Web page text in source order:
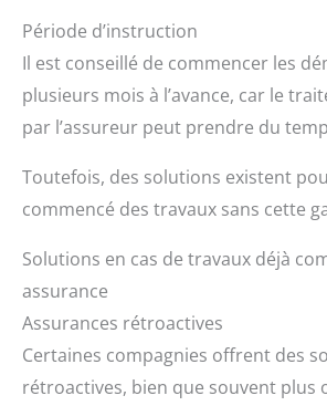
Période d’instruction
Il est conseillé de commencer les
plusieurs mois à l’avance, car le
par l’assureur peut prendre du
Toutefois, des solutions existent
commencé des travaux sans cette
Solutions en cas de travaux déjà
assurance
Assurances rétroactives
Certaines compagnies offrent des
rétroactives, bien que souvent plus